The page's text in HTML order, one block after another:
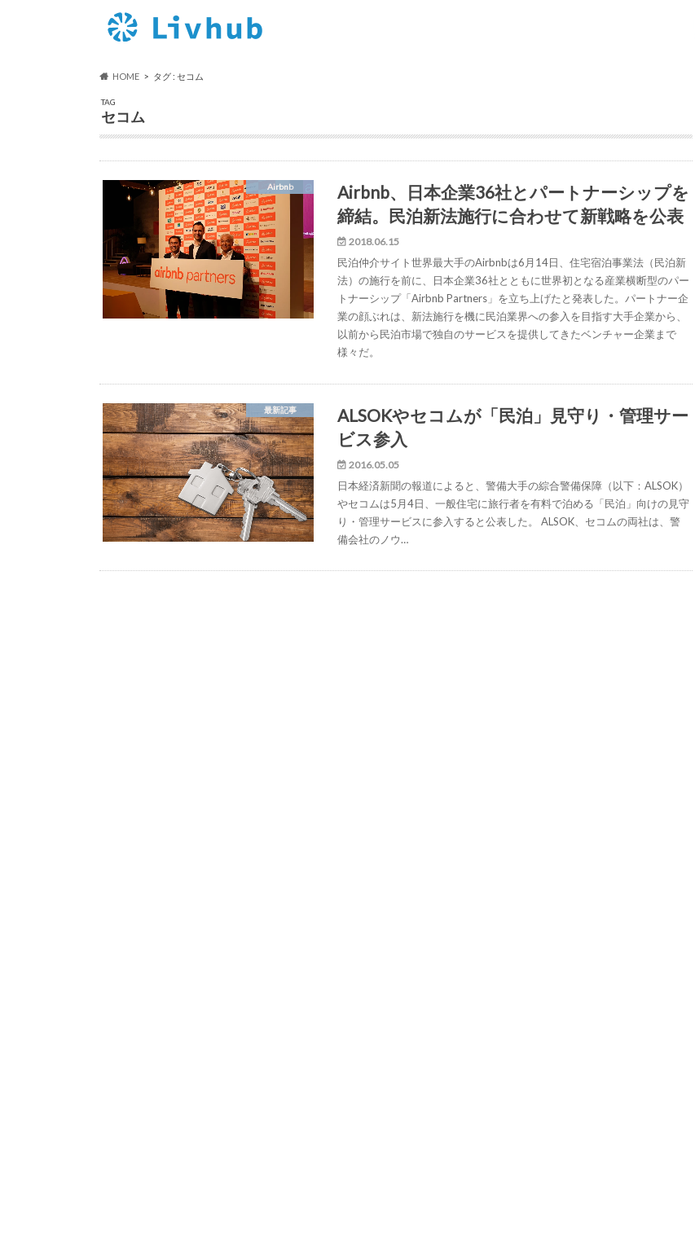
HOME タグ : セコム
TAG
セコム
Airbnb
Airbnb、日本企業36社とパートナーシップを
締結。民泊新法施行に合わせて新戦略を公表
2018.06.15
民泊仲介サイト世界最大手のAirbnbは6月14日、住宅宿泊事業法（民泊新
法）の施行を前に、日本企業36社とともに世界初となる産業横断型のパー
トナーシップ「Airbnb Partners」を立ち上げたと発表した。パートナー企
業の顔ぶれは、新法施行を機に民泊業界への参入を目指す大手企業から、
以前から民泊市場で独自のサービスを提供してきたベンチャー企業まで
様々だ。
最新記事
ALSOKやセコムが「民泊」見守り・管理サー
ビス参入
2016.05.05
日本経済新聞の報道によると、警備大手の綜合警備保障（以下：ALSOK）
やセコムは5月4日、一般住宅に旅行者を有料で泊める「民泊」向けの見守
り・管理サービスに参入すると公表した。 ALSOK、セコムの両社は、警
備会社のノウ…